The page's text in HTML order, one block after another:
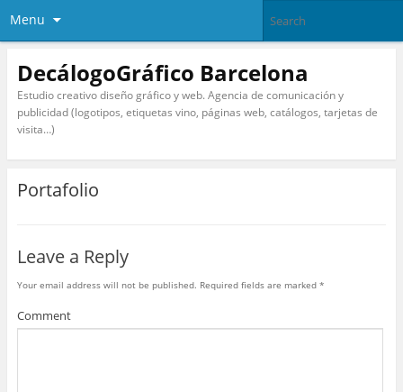
Menu
DecálogoGráfico Barcelona
Estudio creativo diseño gráfico y web. Agencia de comunicación y
publicidad (logotipos, etiquetas vino, páginas web, catálogos, tarjetas de
visita…)
Portafolio
Leave a Reply
Your email address will not be published. Required fields are marked *
Comment